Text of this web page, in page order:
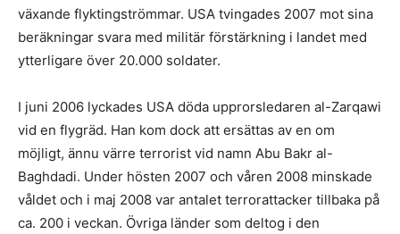
växande flyktingströmmar. USA tvingades 2007 mot sina
beräkningar svara med militär förstärkning i landet med
ytterligare över 20.000 soldater.
I juni 2006 lyckades USA döda upprorsledaren al-Zarqawi
vid en flygräd. Han kom dock att ersättas av en om
möjligt, ännu värre terrorist vid namn Abu Bakr al-
Baghdadi. Under hösten 2007 och våren 2008 minskade
våldet och i maj 2008 var antalet terrorattacker tillbaka på
ca. 200 i veckan. Övriga länder som deltog i den